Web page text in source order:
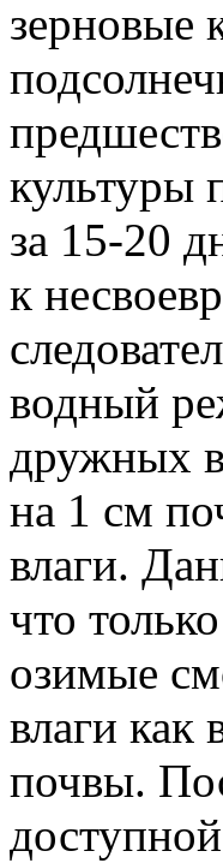
зерновые
культуры
за 15-20
к
водный
дружных
на 1 см
влаги.
что
озимые
влаги как
почвы.